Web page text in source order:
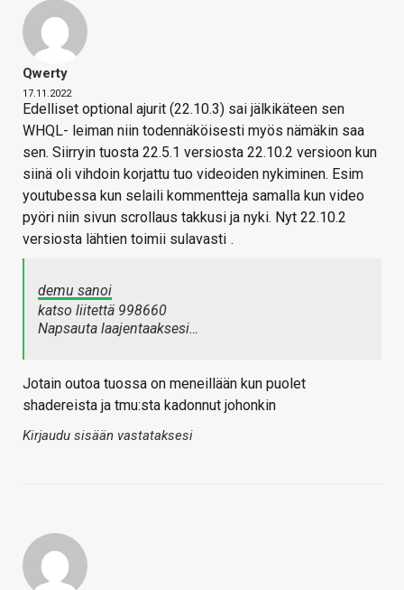
Qwerty
17.11.2022
Edelliset optional ajurit (22.10.3) sai jälkikäteen sen
WHQL- leiman niin todennäköisesti myös nämäkin saa
sen. Siirryin tuosta 22.5.1 versiosta 22.10.2 versioon kun
siinä oli vihdoin korjattu tuo videoiden nykiminen. Esim
youtubessa kun selaili kommentteja samalla kun video
pyöri niin sivun scrollaus takkusi ja nyki. Nyt 22.10.2
versiosta lähtien toimii sulavasti .
demu sanoi
katso liitettä 998660
Napsauta laajentaaksesi…
Jotain outoa tuossa on meneillään kun puolet
shadereista ja tmu:sta kadonnut johonkin
Kirjaudu sisään vastataksesi